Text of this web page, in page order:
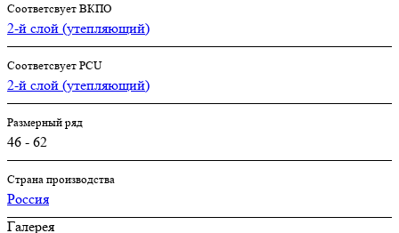
Соответсвует ВКПО
2-й слой (утепляющий)
Соответсвует PCU
2-й слой (утепляющий)
Размерный ряд
46 - 62
Страна производства
Россия
Галерея